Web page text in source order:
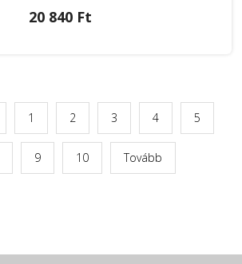
20 840 Ft
1 2 3 4 5
9 10 Tovább